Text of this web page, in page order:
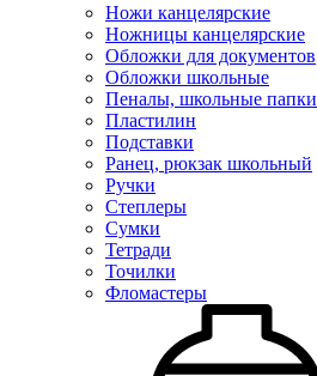
Ножи канцелярские
Ножницы канцелярские
Обложки для документов
Обложки школьные
Пеналы, школьные папки
Пластилин
Подставки
Ранец, рюкзак школьный
Ручки
Степлеры
Сумки
Тетради
Точилки
Фломастеры